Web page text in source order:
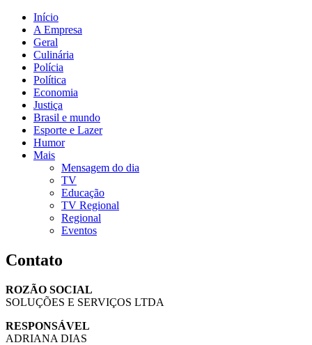
Início
A Empresa
Geral
Culinária
Polícia
Política
Economia
Justiça
Brasil e mundo
Esporte e Lazer
Humor
Mais
Mensagem do dia
TV
Educação
TV Regional
Regional
Eventos
Contato
ROZÃO SOCIAL
SOLUÇÕES E SERVIÇOS LTDA
RESPONSÁVEL
ADRIANA DIAS